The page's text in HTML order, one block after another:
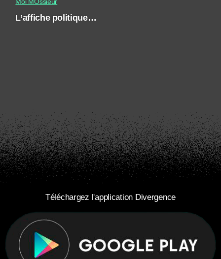
L’affiche politique…
Téléchargez l'application Divergence